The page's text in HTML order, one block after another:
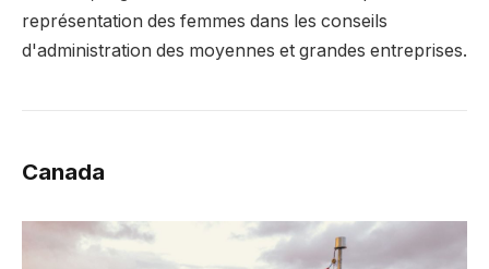
représentation des femmes dans les conseils
d'administration des moyennes et grandes entreprises.
Canada